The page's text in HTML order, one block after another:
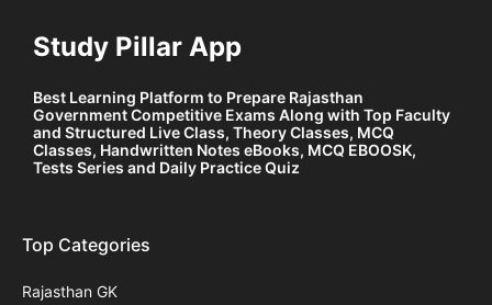
Study Pillar App
Best Learning Platform to Prepare Rajasthan
Government Competitive Exams Along with Top Faculty
and Structured Live Class, Theory Classes, MCQ
Classes, Handwritten Notes eBooks, MCQ EBOOSK,
Tests Series and Daily Practice Quiz
Top Categories
Rajasthan GK